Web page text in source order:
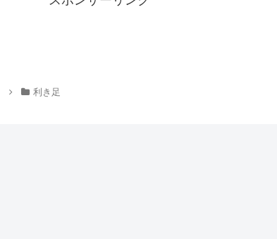
利き足